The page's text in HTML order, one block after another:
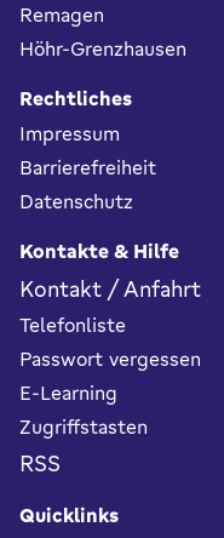
Remagen
Höhr-Grenzhausen
Rechtliches
Impressum
Barrierefreiheit
Datenschutz
Kontakte & Hilfe
Kontakt / Anfahrt
Telefonliste
Passwort vergessen
E-Learning
Zugriffstasten
RSS
Quicklinks